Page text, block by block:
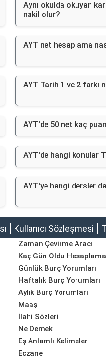
Aynı okulda okuyan
nakil olur?
AYT net hesaplama
AYT Tarih 1 ve 2 farkı
AYT'de 50 net kaç
AYT'de hangi konular
AYT'ye hangi dersler
Kullanıcı Sözleşmesi
Zaman Çevirme Aracı
Kaç Gün Oldu Hesaplama
Günlük Burç Yorumları
Haftalık Burç Yorumları
Aylık Burç Yorumları
Maaş
İlahi Sözleri
Ne Demek
Eş Anlamlı Kelimeler
Eczane